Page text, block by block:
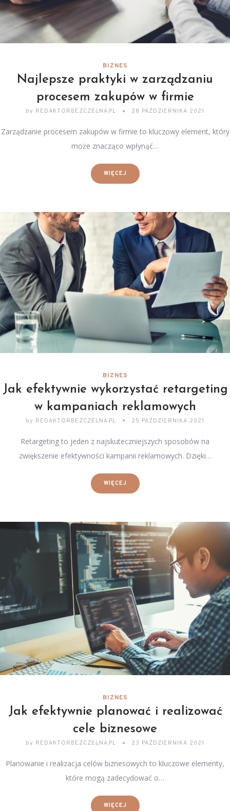
BIZNES
Najlepsze praktyki w zarządzaniu
procesem zakupów w firmie
by REDAKTORBEZCZELNA.PL 28 PAŹDZIERNIKA 2021
Zarządzanie procesem zakupów w firmie to kluczowy element, który
może znacząco wpłynąć…
WIĘCEJ
BIZNES
Jak efektywnie wykorzystać retargeting
w kampaniach reklamowych
by REDAKTORBEZCZELNA.PL 25 PAŹDZIERNIKA 2021
Retargeting to jeden z najskuteczniejszych sposobów na
zwiększenie efektywności kampanii reklamowych. Dzięki…
WIĘCEJ
BIZNES
Jak efektywnie planować i realizować
cele biznesowe
by REDAKTORBEZCZELNA.PL 23 PAŹDZIERNIKA 2021
Planowanie i realizacja celów biznesowych to kluczowe elementy,
które mogą zadecydować o…
WIĘCEJ